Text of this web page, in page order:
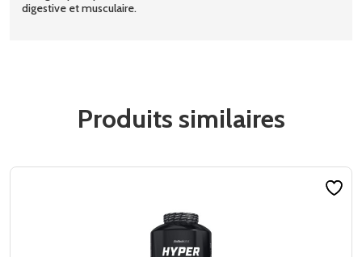
digestive et musculaire.
Produits similaires